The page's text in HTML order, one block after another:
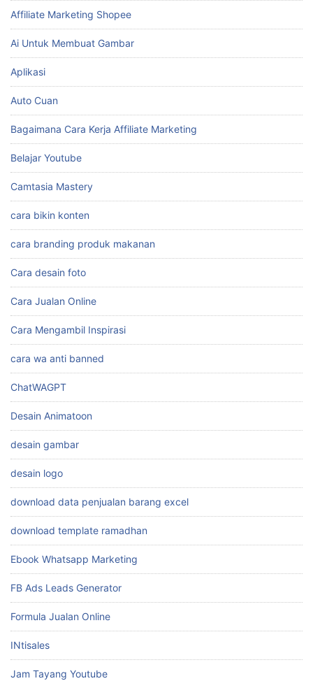
Affiliate Marketing Shopee
Ai Untuk Membuat Gambar
Aplikasi
Auto Cuan
Bagaimana Cara Kerja Affiliate Marketing
Belajar Youtube
Camtasia Mastery
cara bikin konten
cara branding produk makanan
Cara desain foto
Cara Jualan Online
Cara Mengambil Inspirasi
cara wa anti banned
ChatWAGPT
Desain Animatoon
desain gambar
desain logo
download data penjualan barang excel
download template ramadhan
Ebook Whatsapp Marketing
FB Ads Leads Generator
Formula Jualan Online
INtisales
Jam Tayang Youtube